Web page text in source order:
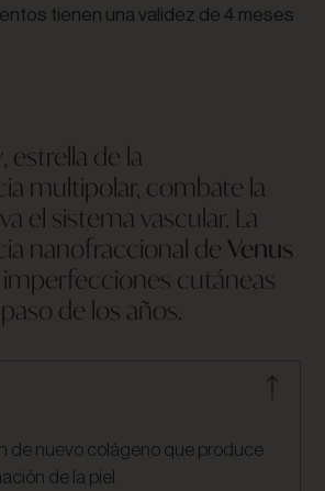
tienen una validez de 4 meses
, estrella de la
multipolar, combate la
el sistema vascular. La
nanofraccional de Venus
imperfecciones cutáneas
de los años.
de nuevo colágeno que produce
de la piel.